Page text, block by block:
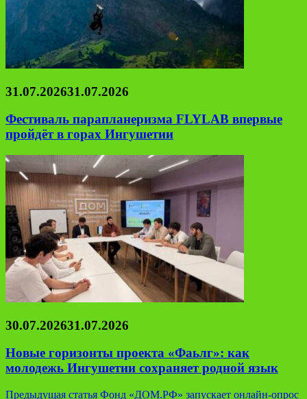
31.07.202631.07.2026
Фестиваль парапланеризма FLYLAB впервые
пройдёт в горах Ингушетии
30.07.202631.07.2026
Новые горизонты проекта «Фаьлг»: как
молодежь Ингушетии сохраняет родной язык
Предыдущая статья Фонд «ДОМ.РФ» запускает онлайн-опрос